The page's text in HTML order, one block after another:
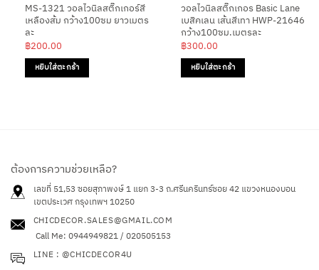
MS-1321 วอลไวนิลสติ๊กเกอร์สี
เหลืองส้ม กว้าง100ซม ยาวเมตร
ละ
฿200.00
หยิบใส่ตะกร้า
วอลไวนิลสติ๊กเกอร Basic Lane
เบสิคเลน เส้นสีเทา HWP-21646
กว้าง100ซม.เมตรละ
฿300.00
หยิบใส่ตะกร้า
ต้องการความช่วยเหลือ?
เลขที่ 51,53 ซอยสุภาพงษ์ 1 แยก 3-3 ถ.ศรีนครินทร์ซอย 42แขวงหนองบอน
เขตประเวศ กรุงเทพฯ 10250
CHICDECOR.SALES@GMAIL.COM
Call Me: 0944949821 / 020505153
LINE : @CHICDECOR4U